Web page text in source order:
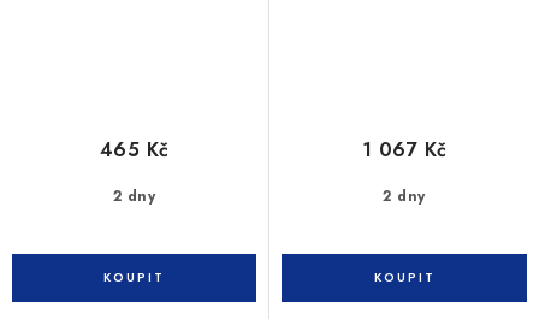
2 dny
465 Kč
2 dny
1 067 Kč